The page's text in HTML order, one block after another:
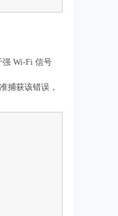
强 Wi-Fi 信号
捕获该错误，